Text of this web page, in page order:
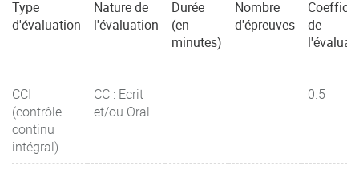
Type
d'évaluation
Nature de
l'évaluation
Durée
(en
minutes)
Nombre
d'épreuves
de
CCI
(contrôle
continu
intégral)
CC : Ecrit
et/ou Oral
0.5